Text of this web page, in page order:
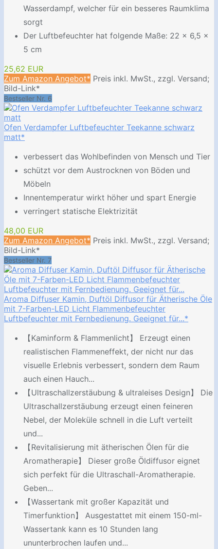
Wasserdampf, welcher für ein besseres Raumklima
sorgt
Der Luftbefeuchter hat folgende Maße: 22 x 6,5 x
5 cm
25,62 EUR
Zum Amazon Angebot* Preis inkl. MwSt., zzgl. Versand;
Bild-Link*
Bestseller Nr. 6
Ofen Verdampfer Luftbefeuchter Teekanne schwarz
matt*
verbessert das Wohlbefinden von Mensch und Tier
schützt vor dem Austrocknen von Böden und
Möbeln
Innentemperatur wirkt höher und spart Energie
verringert statische Elektrizität
48,00 EUR
Zum Amazon Angebot* Preis inkl. MwSt., zzgl. Versand;
Bild-Link*
Bestseller Nr. 7
Aroma Diffuser Kamin, Duftöl Diffusor für Ätherische Öle
mit 7-Farben-LED Licht Flammenbefeuchter
Luftbefeuchter mit Fernbedienung. Geeignet für...*
【Kaminform & Flammenlicht】 Erzeugt einen
realistischen Flammeneffekt, der nicht nur das
visuelle Erlebnis verbessert, sondern dem Raum
auch einen Hauch...
【Ultraschallzerstäubung & ultraleises Design】 Die
Ultraschallzerstäubung erzeugt einen feineren
Nebel, der Moleküle schnell in die Luft verteilt
und...
【Revitalisierung mit ätherischen Ölen für die
Aromatherapie】 Dieser große Öldiffusor eignet
sich perfekt für die Ultraschall-Aromatherapie.
Geben...
【Wassertank mit großer Kapazität und
Timerfunktion】 Ausgestattet mit einem 150-ml-
Wassertank kann es 10 Stunden lang
ununterbrochen laufen und...